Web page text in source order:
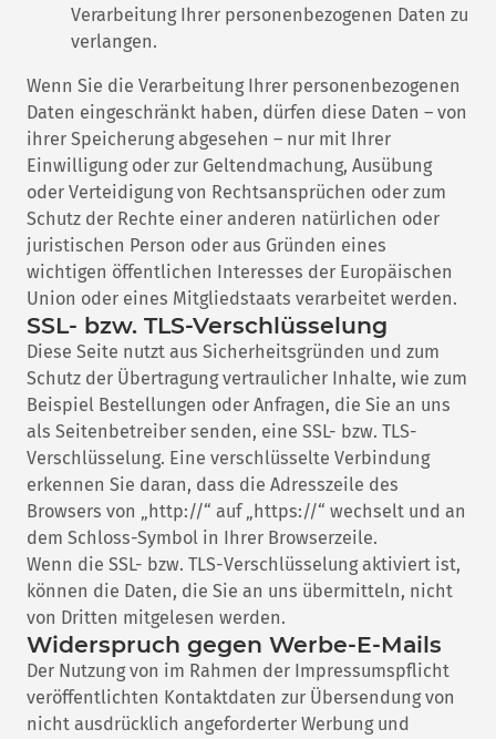
Verarbeitung Ihrer personenbezogenen Daten zu
verlangen.
Wenn Sie die Verarbeitung Ihrer personenbezogenen
Daten eingeschränkt haben, dürfen diese Daten – von
ihrer Speicherung abgesehen – nur mit Ihrer
Einwilligung oder zur Geltendmachung, Ausübung
oder Verteidigung von Rechtsansprüchen oder zum
Schutz der Rechte einer anderen natürlichen oder
juristischen Person oder aus Gründen eines
wichtigen öffentlichen Interesses der Europäischen
Union oder eines Mitgliedstaats verarbeitet werden.
SSL- bzw. TLS-Verschlüsselung
Diese Seite nutzt aus Sicherheitsgründen und zum
Schutz der Übertragung vertraulicher Inhalte, wie zum
Beispiel Bestellungen oder Anfragen, die Sie an uns
als Seitenbetreiber senden, eine SSL- bzw. TLS-
Verschlüsselung. Eine verschlüsselte Verbindung
erkennen Sie daran, dass die Adresszeile des
Browsers von „http://“ auf „https://“ wechselt und an
dem Schloss-Symbol in Ihrer Browserzeile.
Wenn die SSL- bzw. TLS-Verschlüsselung aktiviert ist,
können die Daten, die Sie an uns übermitteln, nicht
von Dritten mitgelesen werden.
Widerspruch gegen Werbe-E-Mails
Der Nutzung von im Rahmen der Impressumspflicht
veröffentlichten Kontaktdaten zur Übersendung von
nicht ausdrücklich angeforderter Werbung und